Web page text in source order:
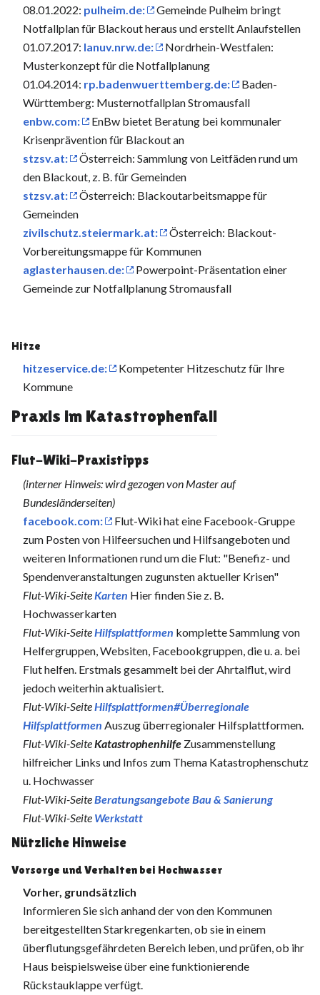
08.01.2022: pulheim.de:
Gemeinde Pulheim bringt
Notfallplan für Blackout heraus und erstellt Anlaufstellen
01.07.2017: lanuv.nrw.de:
Nordrhein-Westfalen:
Musterkonzept für die Notfallplanung
01.04.2014: rp.badenwuerttemberg.de:
Baden-
Württemberg: Musternotfallplan Stromausfall
enbw.com:
EnBw bietet Beratung bei kommunaler
Krisenprävention für Blackout an
stzsv.at:
Österreich: Sammlung von Leitfäden rund um
den Blackout, z. B. für Gemeinden
stzsv.at:
Österreich: Blackoutarbeitsmappe für
Gemeinden
zivilschutz.steiermark.at:
Österreich: Blackout-
Vorbereitungsmappe für Kommunen
aglasterhausen.de:
Powerpoint-Präsentation einer
Gemeinde zur Notfallplanung Stromausfall
Hitze
hitzeservice.de:
Kompetenter Hitzeschutz für Ihre
Kommune
Praxis im Katastrophenfall
Flut-Wiki-Praxistipps
(interner Hinweis: wird gezogen von Master auf
Bundesländerseiten)
facebook.com:
Flut-Wiki hat eine Facebook-Gruppe
zum Posten von Hilfeersuchen und Hilfsangeboten und
weiteren Informationen rund um die Flut: "Benefiz- und
Spendenveranstaltungen zugunsten aktueller Krisen"
Flut-Wiki-Seite Karten Hier finden Sie z. B.
Hochwasserkarten
Flut-Wiki-SeiteHilfsplattformen komplette Sammlung von
Helfergruppen, Websiten, Facebookgruppen, die u. a. bei
Flut helfen. Erstmals gesammelt bei der Ahrtalflut, wird
jedoch weiterhin aktualisiert.
Flut-Wiki-SeiteHilfsplattformen#Überregionale
Hilfsplattformen Auszug überregionaler Hilfsplattformen.
Flut-Wiki-Seite Katastrophenhilfe Zusammenstellung
hilfreicher Links und Infos zum Thema Katastrophenschutz
u. Hochwasser
Flut-Wiki-SeiteBeratungsangebote Bau & Sanierung
Flut-Wiki-Seite Werkstatt
Nützliche Hinweise
Vorsorge und Verhalten bei Hochwasser
Vorher, grundsätzlich
Informieren Sie sich anhand der von den Kommunen
bereitgestellten Starkregenkarten, ob sie in einem
überflutungsgefährdeten Bereich leben, und prüfen, ob ihr
Haus beispielsweise über eine funktionierende
Rückstauklappe verfügt.